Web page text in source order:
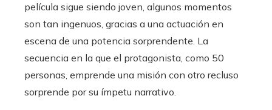
película sigue siendo joven, algunos momentos
son tan ingenuos, gracias a una actuación en
escena de una potencia sorprendente. La
secuencia en la que el protagonista, como 50
personas, emprende una misión con otro recluso
sorprende por su ímpetu narrativo.